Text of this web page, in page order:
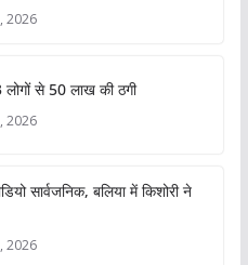
2026
लोगों से 50 लाख की ठगी
2026
सार्वजनिक, बलिया में किशोरी ने
2026